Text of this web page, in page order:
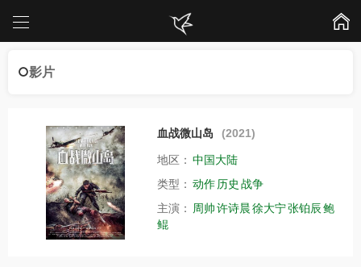
影片
血战微山岛 (2021)
地区： 中国大陆
类型： 动作 历史 战争
主演：
周帅许诗晨徐大宁张铂辰鲍
鲲